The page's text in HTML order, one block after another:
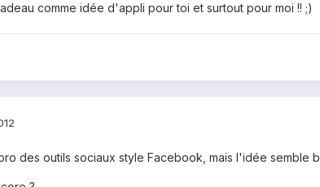
comme idée d'appli pour toi et surtout pour moi !! ;)
des outils sociaux style Facebook, mais l'idée semble